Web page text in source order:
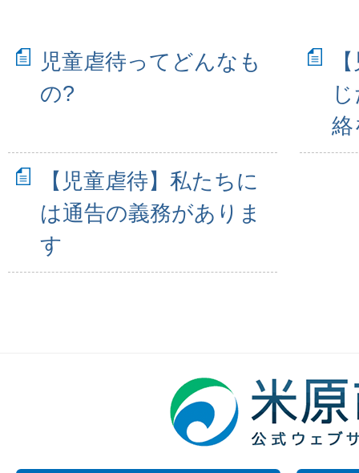
児童虐待ってどんなも
の?
絡
【児童虐待】私たちに
は通告の義務がありま
す